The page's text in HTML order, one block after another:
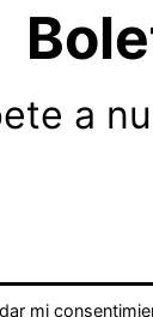
a
mi